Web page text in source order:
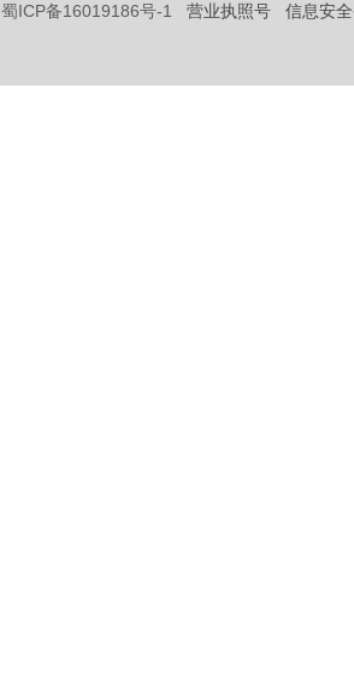
蜀ICP备16019186号-1 营业执照号 信息安